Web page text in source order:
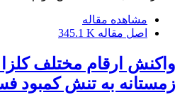
مشاهده مقاله
اصل مقاله 345.1 K
واکنش ارقام مختلف
زمستانه به تنش کمبود